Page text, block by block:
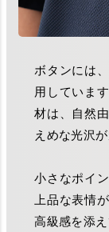
ボタンには
用していま
材は、自然
えめな光沢が
小さなポイ
上品な表情
高級感を添え